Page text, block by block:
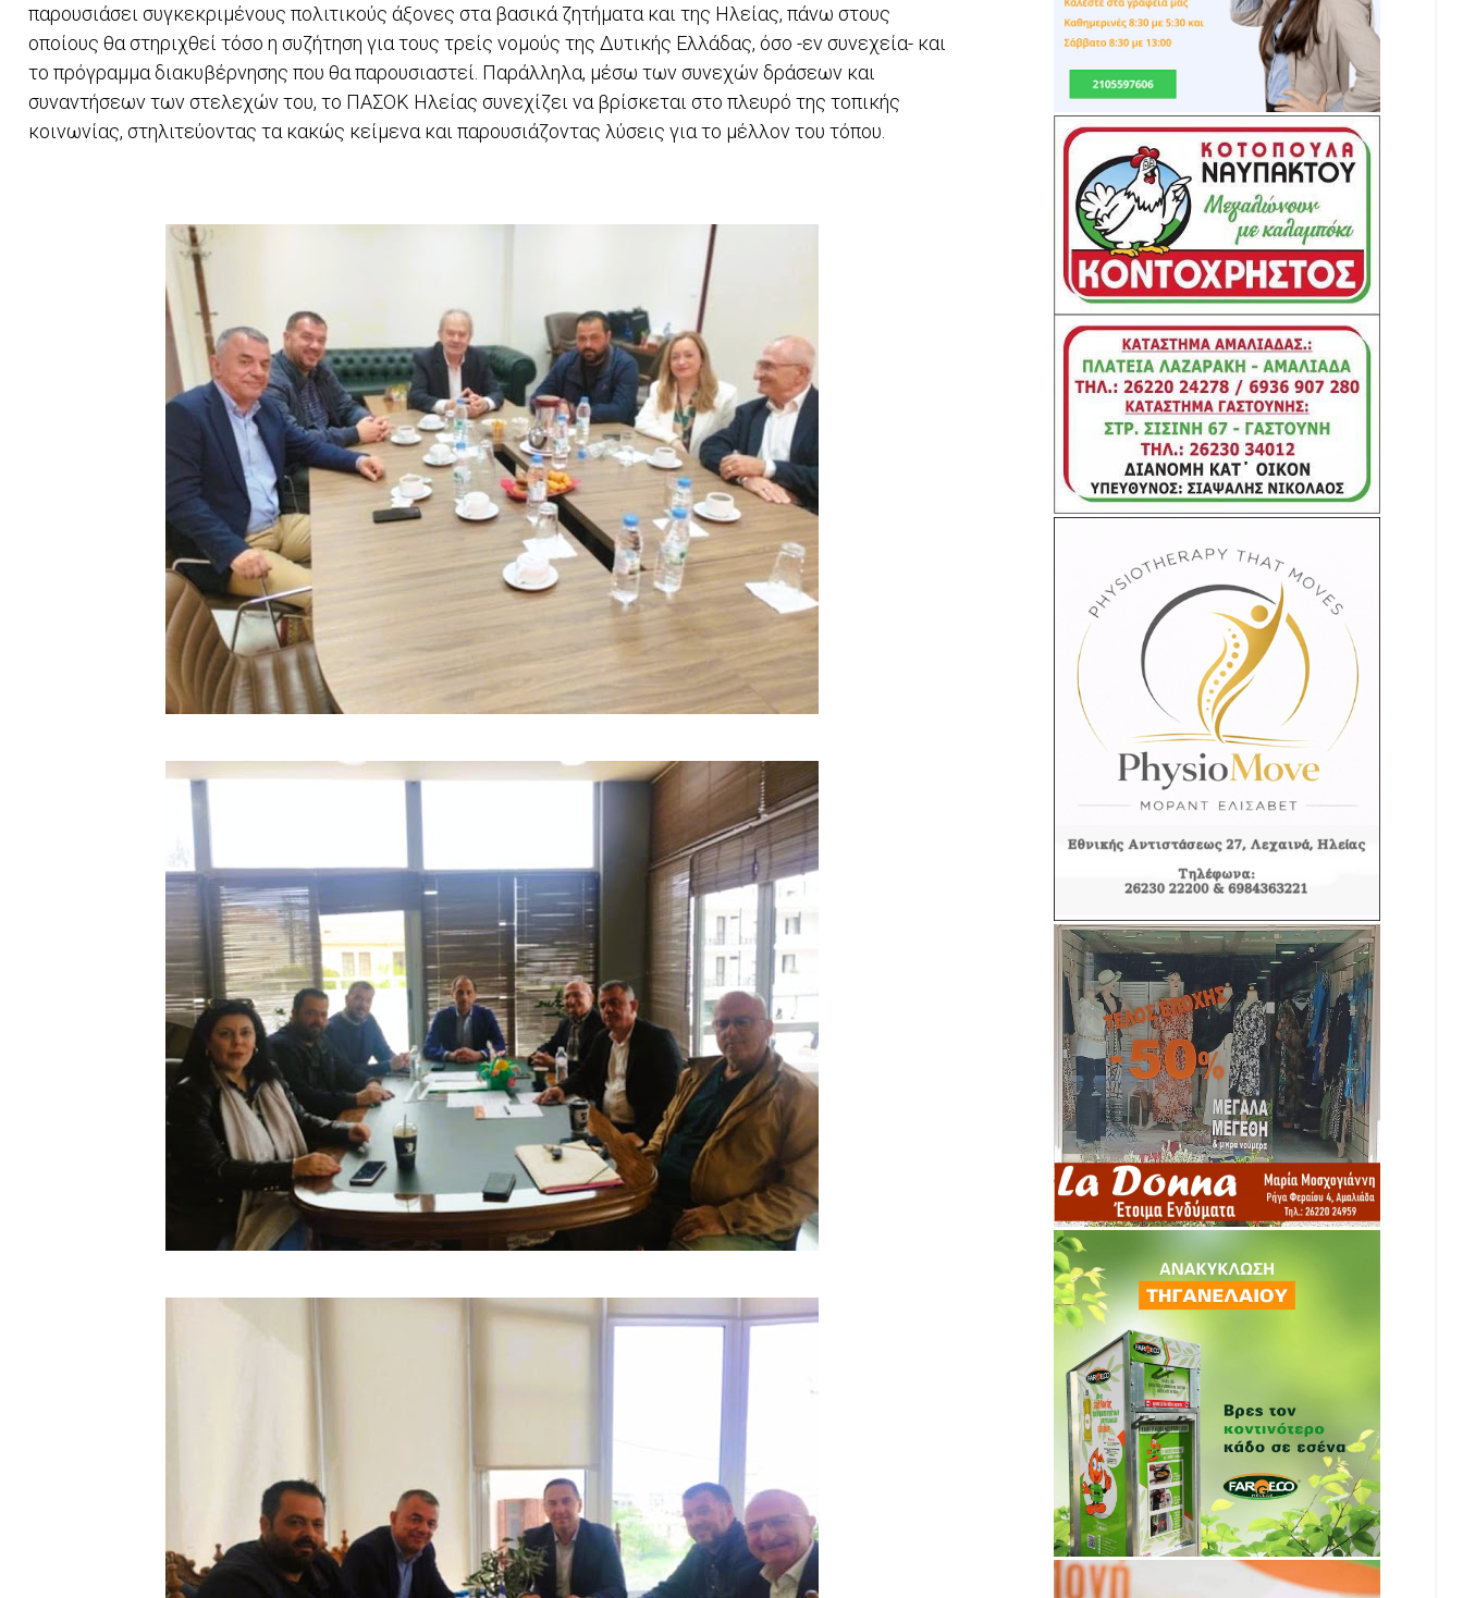
παρουσιάσει συγκεκριμένους πολιτικούς άξονες στα βασικά ζητήματα και της Ηλείας, πάνω στους
οποίους θα στηριχθεί τόσο η συζήτηση για τους τρείς νομούς της Δυτικής Ελλάδας, όσο -εν συνεχεία- και
το πρόγραμμα διακυβέρνησης που θα παρουσιαστεί. Παράλληλα, μέσω των συνεχών δράσεων και
συναντήσεων των στελεχών του, το ΠΑΣΟΚ Ηλείας συνεχίζει να βρίσκεται στο πλευρό της τοπικής
κοινωνίας, στηλιτεύοντας τα κακώς κείμενα και παρουσιάζοντας λύσεις για το μέλλον του τόπου.